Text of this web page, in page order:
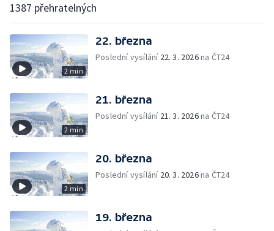
1387 přehratelných
2 min
22. března
Poslední vysílání 22. 3. 2026na ČT24
2 min
21. března
Poslední vysílání 21. 3. 2026na ČT24
2 min
20. března
Poslední vysílání 20. 3. 2026na ČT24
19. března